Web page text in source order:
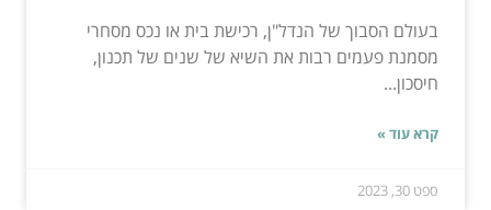
בעולם הסבוך של הנדל"ן, רכישת בית או נכס מסחרי
מסמנת פעמים רבות את השיא של שנים של תכנון,
חיסכון...
קרא עוד »
ספט 30, 2023